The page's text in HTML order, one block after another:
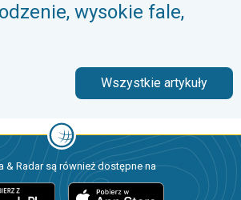
wysokie fale,
Wszystkie artykuły
& Radar są również dostępne na